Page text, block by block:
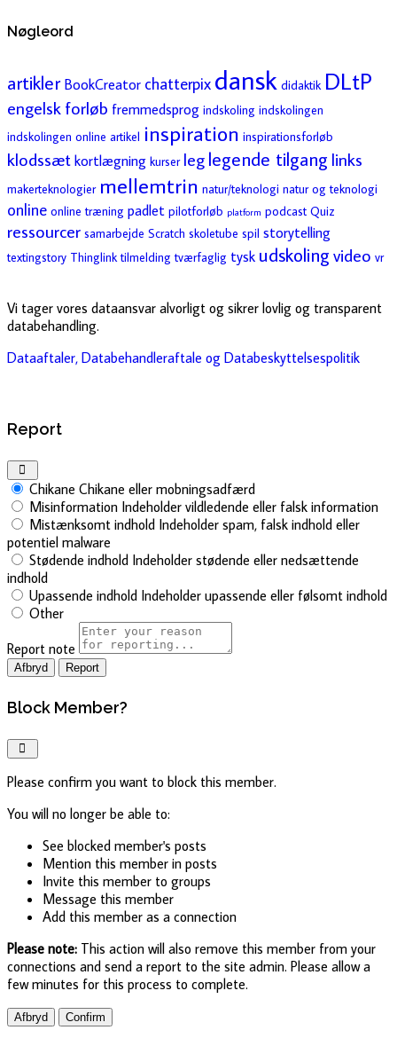
Nøgleord
artikler BookCreator chatterpix dansk didaktik DLtP
engelsk forløb fremmedsprog indskoling indskolingen
indskolingen online artikel inspiration inspirationsforløb
klodssætkortlægning kurser leg legende tilgang links
makerteknologier mellemtrin natur/teknologi natur og teknologi
online online træning padlet pilotforløb platform podcast Quiz
ressourcer samarbejde Scratch skoletube spil storytelling
textingstory Thinglink tilmelding tværfaglig tysk udskoling video vr
Vi tager vores dataansvar alvorligt og sikrer lovlig og transparent
databehandling.
Dataaftaler, Databehandleraftale og Databeskyttelsespolitik
Report
Chikane Chikane eller mobningsadfærd
Misinformation Indeholder vildledende eller falsk information
Mistænksomt indhold Indeholder spam, falsk indhold eller
potentiel malware
Stødende indhold Indeholder stødende eller nedsættende
indhold
Upassende indhold Indeholder upassende eller følsomt indhold
Other
Report note
Report
Block Member?
Please confirm you want to block this member.
You will no longer be able to:
See blocked member's posts
Mention this member in posts
Invite this member to groups
Message this member
Add this member as a connection
Please note: This action will also remove this member from your
connections and send a report to the site admin. Please allow a
few minutes for this process to complete.
Confirm